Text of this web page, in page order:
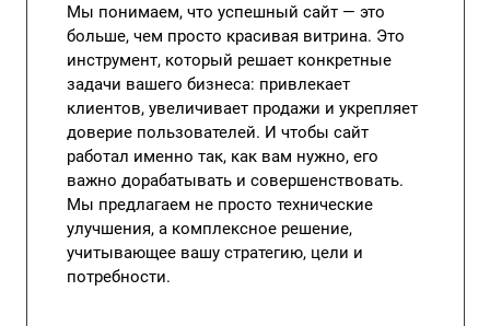
Мы понимаем, что успешный сайт — это
больше, чем просто красивая витрина. Это
инструмент, который решает конкретные
задачи вашего бизнеса: привлекает
клиентов, увеличивает продажи и укрепляет
доверие пользователей. И чтобы сайт
работал именно так, как вам нужно, его
важно дорабатывать и совершенствовать.
Мы предлагаем не просто технические
улучшения, а комплексное решение,
учитывающее вашу стратегию, цели и
потребности.